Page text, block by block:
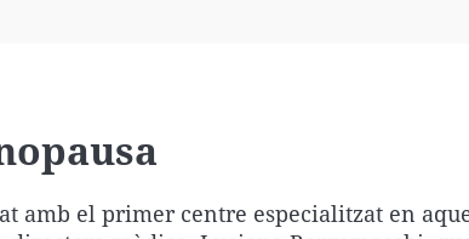
amb el primer centre especialitzat en